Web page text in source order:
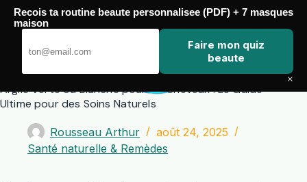
Passer
contenu
Argile Verte ou Blanche pour les Cheveux : Le Guide
Ultime pour des Soins Naturels
Rousseau Arthur
août 24, 2025
Santé naturelle & Remèdes
Recois ta routine beaute personnalisee (PDF) + 7 masques
maison
Faire mon quiz
beaute
×